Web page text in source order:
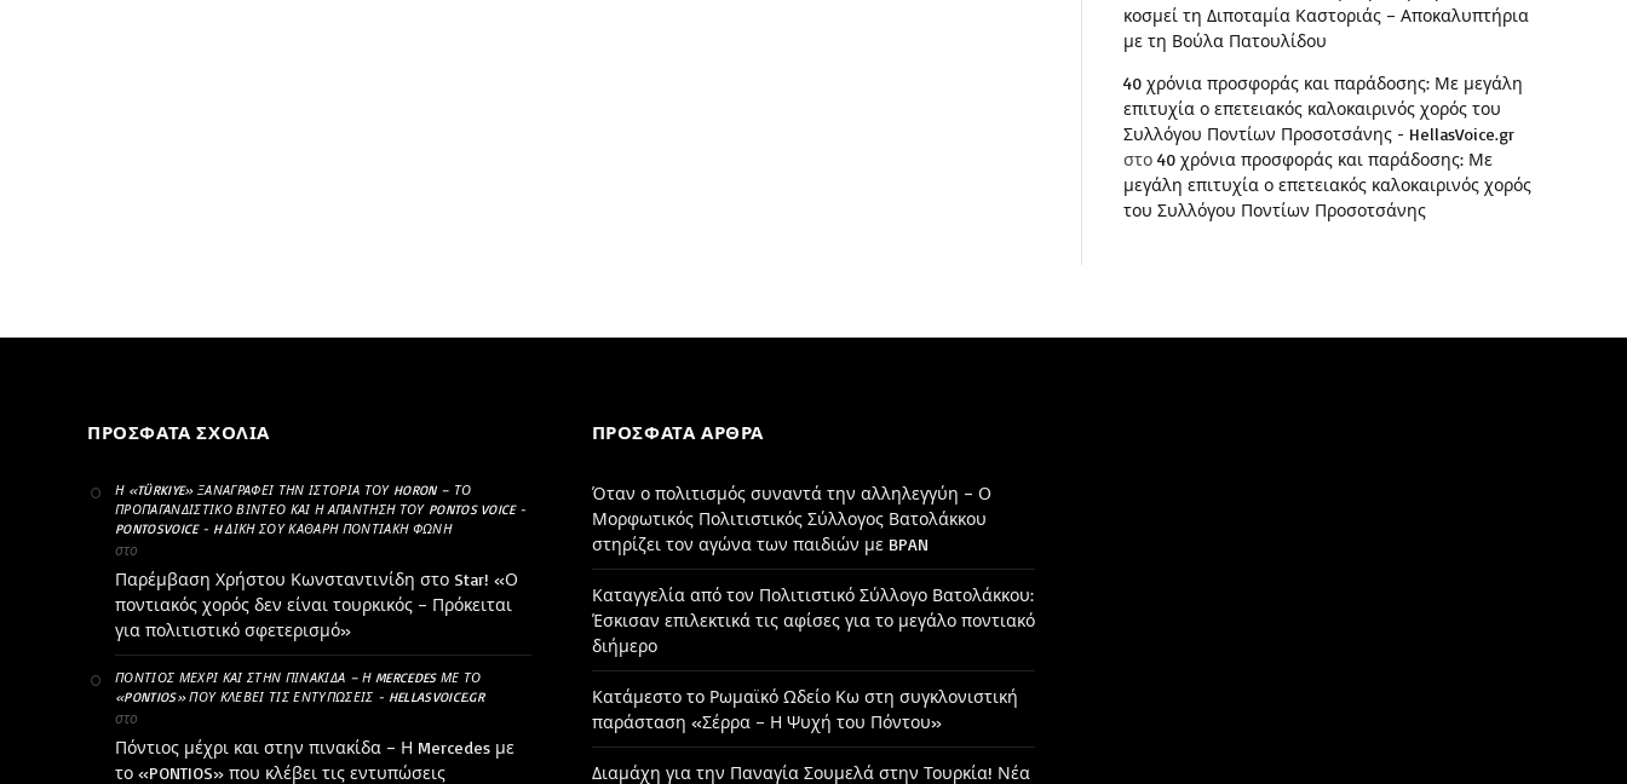
κοσμεί τη Διποταμία Καστοριάς – Αποκαλυπτήρια
με τη Βούλα Πατουλίδου
40 χρόνια προσφοράς και παράδοσης: Με μεγάλη
επιτυχία ο επετειακός καλοκαιρινός χορός του
Συλλόγου Ποντίων Προσοτσάνης - HellasVoice.gr
στο 40 χρόνια προσφοράς και παράδοσης: Με
μεγάλη επιτυχία ο επετειακός καλοκαιρινός χορός
του Συλλόγου Ποντίων Προσοτσάνης
ΠΡΌΣΦΑΤΑ ΣΧΌΛΙΑ
Η «TÜRKIYE» ΞΑΝΑΓΡΆΦΕΙ ΤΗΝ ΙΣΤΟΡΊΑ ΤΟΥ HORON – ΤΟ
ΠΡΟΠΑΓΑΝΔΙΣΤΙΚΌ ΒΊΝΤΕΟ ΚΑΙ Η ΑΠΆΝΤΗΣΗ ΤΟΥ PONTOS VOICE -
PONTOSVOICE - H ΔΙΚΉ ΣΟΥ ΚΑΘΑΡΗ ΠΟΝΤΙΑΚΉ ΦΩΝΉ
στο
Παρέμβαση Χρήστου Κωνσταντινίδη στο Star! «Ο
ποντιακός χορός δεν είναι τουρκικός – Πρόκειται
για πολιτιστικό σφετερισμό»
ΠΌΝΤΙΟΣ ΜΈΧΡΙ ΚΑΙ ΣΤΗΝ ΠΙΝΑΚΊΔΑ – Η MERCEDES ΜΕ ΤΟ
«PONTIOS» ΠΟΥ ΚΛΈΒΕΙ ΤΙΣ ΕΝΤΥΠΏΣΕΙΣ - HELLASVOICE.GR
στο
Πόντιος μέχρι και στην πινακίδα – Η Mercedes με
το «PONTIOS» που κλέβει τις εντυπώσεις
ΠΡΌΣΦΑΤΑ ΆΡΘΡΑ
Όταν ο πολιτισμός συναντά την αλληλεγγύη – Ο
Μορφωτικός Πολιτιστικός Σύλλογος Βατολάκκου
στηρίζει τον αγώνα των παιδιών με BPAN
Καταγγελία από τον Πολιτιστικό Σύλλογο Βατολάκκου:
Έσκισαν επιλεκτικά τις αφίσες για το μεγάλο ποντιακό
διήμερο
Κατάμεστο το Ρωμαϊκό Ωδείο Κω στη συγκλονιστική
παράσταση «Σέρρα – Η Ψυχή του Πόντου»
Διαμάχη για την Παναγία Σουμελά στην Τουρκία! Νέα